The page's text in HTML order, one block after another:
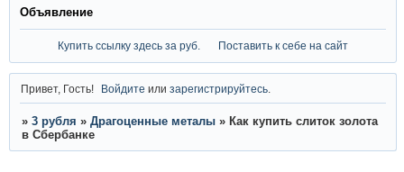
Объявление
Купить ссылку здесь заруб. Поставить к себе на сайт
Привет, Гость! Войдите илизарегистрируйтесь
» 3 рубля » Драгоценные металы » Как купить слиток золота
в Сбербанке